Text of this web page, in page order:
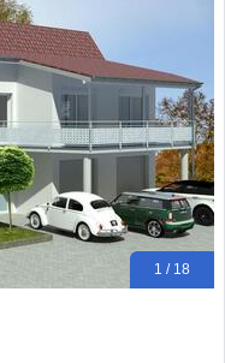
1 / 18